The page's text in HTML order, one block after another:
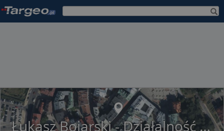
Łukasz Bojarski - Działalność Gospodarcza